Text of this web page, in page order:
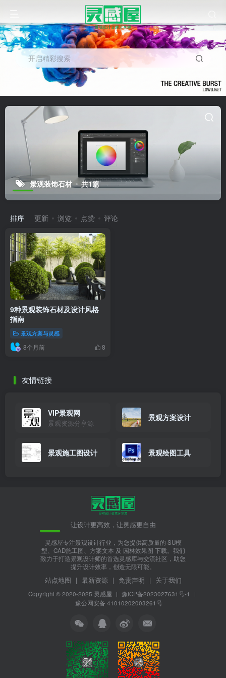
开启精彩搜索
景观装饰石材 共1篇
排序 更新 浏览 点赞 评论
9种景观装饰石材及设计风格
指南
景观方案与灵感
8个月前 8
友情链接
VIP景观网
景观资源分享源
景观方案设计
景观施工图设计 景观绘图工具
让设计更高效，让灵感更自由
灵感屋专注景观设计行业，为您提供高质量的 SU模
型、CAD施工图、方案文本 及 园林效果图 下载。我们
致力于打造景观设计师的首选灵感库与交流社区，助您
提升设计效率，创造无限可能。
站点地图 | 最新资源 | 免责声明 | 关于我们
Copyright © 2020-2025 灵感屋 | 豫ICP备2023027631号-1
|
豫公网安备 41010202003261号